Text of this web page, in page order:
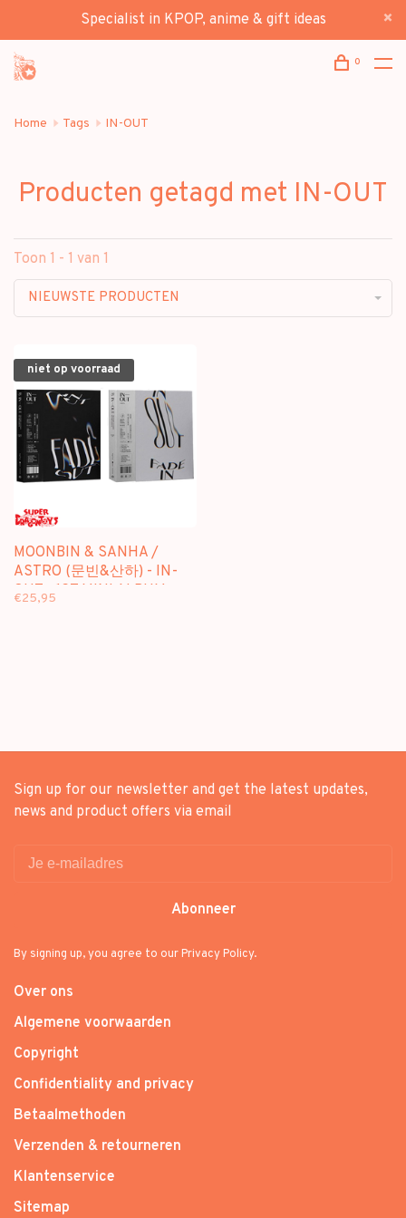
Specialist in KPOP, anime & gift ideas
0
Home Tags IN-OUT
Producten getagd met IN-OUT
Toon 1 - 1 van 1
NIEUWSTE PRODUCTEN
niet op voorraad
MOONBIN & SANHA /
ASTRO (문빈&산하) - IN-
OUT - 1ST MINI ALBUM
€25,95
Sign up for our newsletter and get the latest updates,
news and product offers via email
Abonneer
By signing up, you agree to our Privacy Policy.
Over ons
Algemene voorwaarden
Copyright
Confidentiality and privacy
Betaalmethoden
Verzenden & retourneren
Klantenservice
Sitemap